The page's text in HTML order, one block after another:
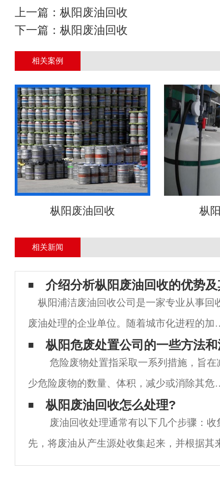
上一篇： 枞阳废油回收
下一篇： 枞阳废油回收
相关案例
枞阳废油回收 枞
相关新闻
介绍分析枞阳废油回收的优势
枞阳浦洁废油回收公司是一家专业从事回
废油处理的企业单位。随着城市化进程的加
快、废油的产生量也是越来越大，如何处理
些废弃物成为了亟待解决的环保问题。本文
从多个方面分析枞阳浦洁废油回收公司的优
和作
枞阳危废处置公司的一些方法
危险废物处置指采取一系列措施，旨在
少危险废物的数量、体积，减少或消除其危
成分，或者将其安全填埋的活动。处置方法
要包括：1.焚烧法：通过高温分解和深度氧
化，使危险废物氧
枞阳废油回收怎么处理?
废油回收处理通常有以下几个步骤：收
先，将废油从产生源处收集起来，并根据其
量进行分类。例如，工业设备产生的废油、